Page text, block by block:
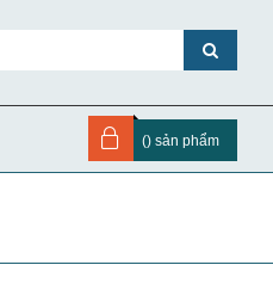
() sản phẩm